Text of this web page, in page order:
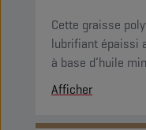
Cette graisse
lubrifiant épaissi
à base d’huile
Afficher